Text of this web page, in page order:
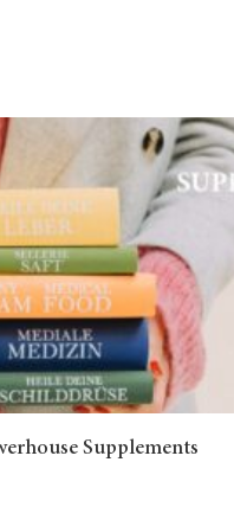
Supplements